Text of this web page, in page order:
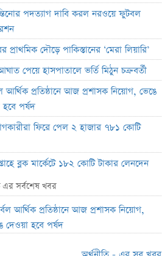
পদত্যাগ দাবি করল নরওয়ে ফুটবল
প্রাথমিক দৌড়ে পাকিস্তানের ‘মেরা লিয়ারি’
পেয়ে হাসপাতালে ভর্তি মিঠুন চক্রবর্তী
আর্থিক প্রতিষ্ঠানে আজ প্রশাসক নিয়োগ, ভেঙে
পর্ষদ
ফিরে পেল ২ হাজার ৭৮১ কোটি
ব্লক মার্কেটে ১৮২ কোটি টাকার লেনদেন
লেনদেনের ১৯ শতাংশ ১০ কোম্পানির
গ্রহণ করেছিলেন দীপিকা? জানালেন সহ-
এর সর্বশেষ খবর
আর্থিক প্রতিষ্ঠানে আজ প্রশাসক নিয়োগ,
দেওয়া হবে পর্ষদ